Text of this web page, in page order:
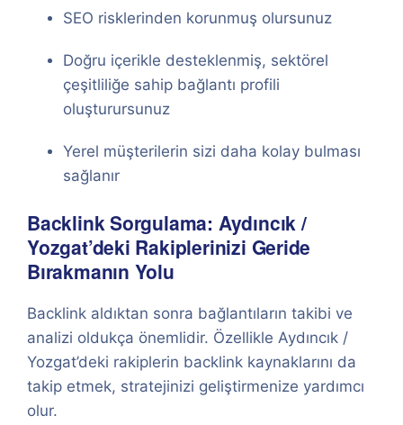
SEO risklerinden korunmuş olursunuz
Doğru içerikle desteklenmiş, sektörel
çeşitliliğe sahip bağlantı profili
oluşturursunuz
Yerel müşterilerin sizi daha kolay bulması
sağlanır
Backlink Sorgulama: Aydıncık /
Yozgat’deki Rakiplerinizi Geride
Bırakmanın Yolu
Backlink aldıktan sonra bağlantıların takibi ve
analizi oldukça önemlidir. Özellikle Aydıncık /
Yozgat’deki rakiplerin backlink kaynaklarını da
takip etmek, stratejinizi geliştirmenize yardımcı
olur.